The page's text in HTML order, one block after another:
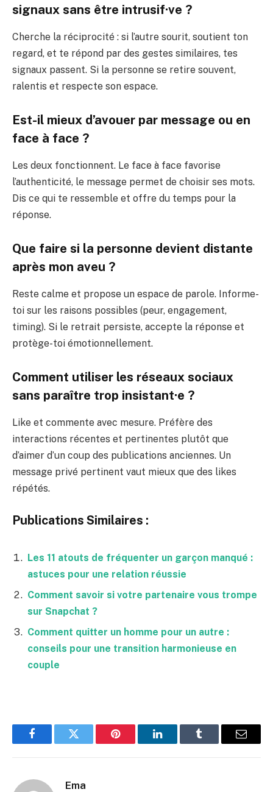
signaux sans être intrusif·ve ?
Cherche la réciprocité : si l’autre sourit, soutient ton
regard, et te répond par des gestes similaires, tes
signaux passent. Si la personne se retire souvent,
ralentis et respecte son espace.
Est-il mieux d’avouer par message ou en
face à face ?
Les deux fonctionnent. Le face à face favorise
l’authenticité, le message permet de choisir ses mots.
Dis ce qui te ressemble et offre du temps pour la
réponse.
Que faire si la personne devient distante
après mon aveu ?
Reste calme et propose un espace de parole. Informe-
toi sur les raisons possibles (peur, engagement,
timing). Si le retrait persiste, accepte la réponse et
protège-toi émotionnellement.
Comment utiliser les réseaux sociaux
sans paraître trop insistant·e ?
Like et commente avec mesure. Préfère des
interactions récentes et pertinentes plutôt que
d’aimer d’un coup des publications anciennes. Un
message privé pertinent vaut mieux que des likes
répétés.
Publications Similaires :
Les 11 atouts de fréquenter un garçon manqué :
astuces pour une relation réussie
Comment savoir si votre partenaire vous trompe
sur Snapchat ?
Comment quitter un homme pour un autre :
conseils pour une transition harmonieuse en
couple
FacebookTwitter Pinterest LinkedInTumblr Email
Ema